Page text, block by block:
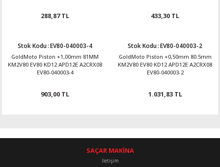
288,87 TL 433,30 TL
Stok Kodu:EV80-040003-4
GoldMoto Piston +1,00mm 81MM
KM2V80 EV80 KD12 APD12E A2CRX08
EV80-040003-4
903,00 TL
Stok Kodu:EV80-040003-2
GoldMoto Piston +0,50mm 80.5mm
KM2V80 EV80 KD12 APD12E A2CRX08
EV80-040003-2
1.031,83 TL
SAÇAR MAKİNA
İletişim